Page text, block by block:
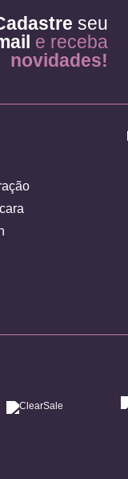
seu
e receba
novidades!